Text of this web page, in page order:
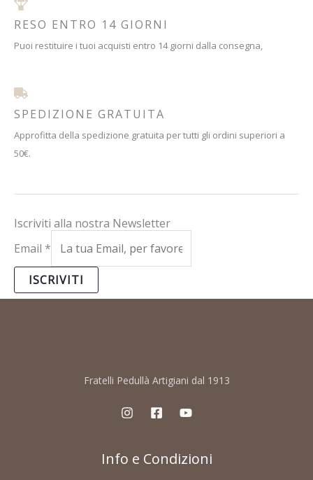
RESO ENTRO 14 GIORNI
Puoi restituire i tuoi acquisti entro 14 giorni dalla consegna,
SPEDIZIONE GRATUITA
Approfitta della spedizione gratuita per tutti gli ordini superiori a
50€.
Iscriviti alla nostra Newsletter
Email *
ISCRIVITI
Fratelli Pedullà Artigiani dal 1913
Info e Condizioni